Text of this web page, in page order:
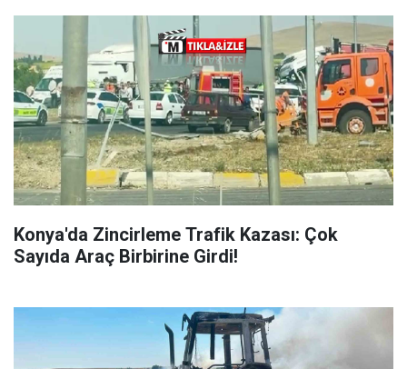
Konya'da Zincirleme Trafik Kazası: Çok
Sayıda Araç Birbirine Girdi!